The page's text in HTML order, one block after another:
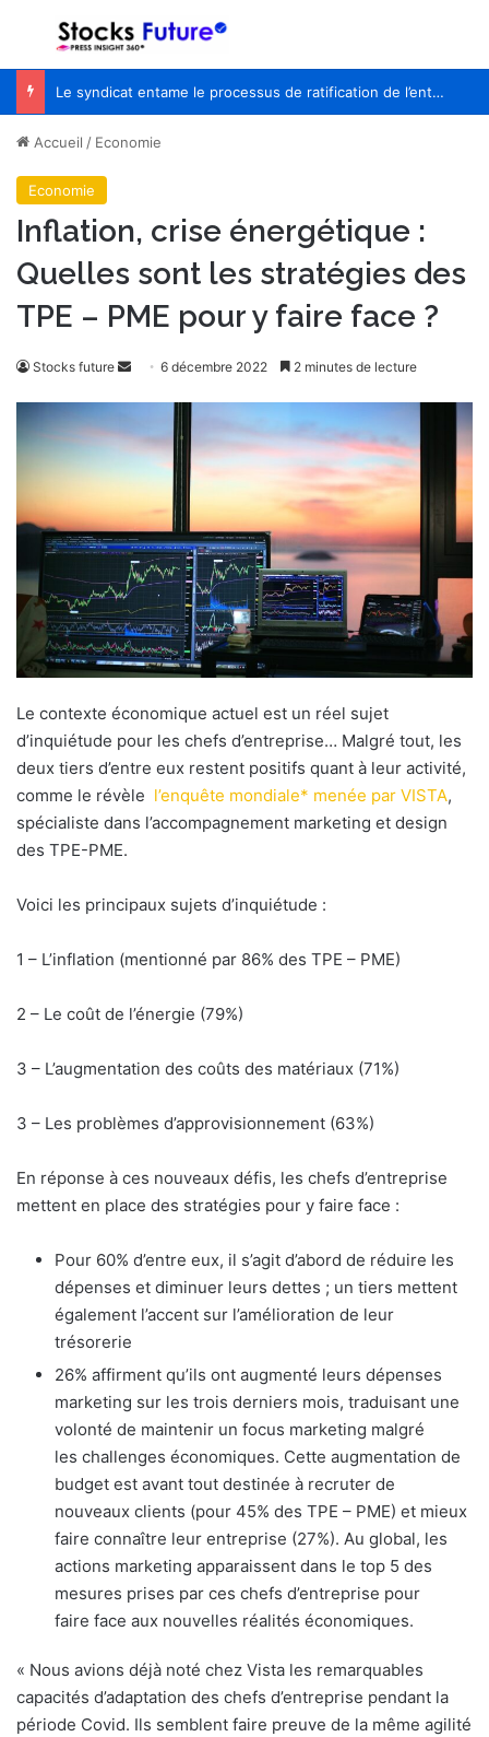
Menu
Le syndicat entame le processus de ratification de l’entente de principe avec WestJet
Accueil / Economie
Economie
Inflation, crise énergétique :
Quelles sont les stratégies des
TPE – PME pour y faire face ?
Stocks future
o
e
r
u
n
o
u
r
r
i
e
l
6 décembre 2022 2 minutes de lecture
Le contexte économique actuel est un réel sujet
d’inquiétude pour les chefs d’entreprise… Malgré tout, les
deux tiers d’entre eux restent positifs quant à leur activité,
comme le révèle l’enquête mondiale* menée par VISTA,
spécialiste dans l’accompagnement marketing et design
des TPE-PME.
Voici les principaux sujets d’inquiétude :
1 – L’inflation (mentionné par 86% des TPE – PME)
2 – Le coût de l’énergie (79%)
3 – L’augmentation des coûts des matériaux (71%)
3 – Les problèmes d’approvisionnement (63%)
En réponse à ces nouveaux défis, les chefs d’entreprise
mettent en place des stratégies pour y faire face :
Pour 60% d’entre eux, il s’agit d’abord de réduire les
dépenses et diminuer leurs dettes ; un tiers mettent
également l’accent sur l’amélioration de leur
trésorerie
26% affirment qu’ils ont augmenté leurs dépenses
marketing sur les trois derniers mois, traduisant une
volonté de maintenir un focus marketing malgré
les challenges économiques. Cette augmentation de
budget est avant tout destinée à recruter de
nouveaux clients (pour 45% des TPE – PME) et mieux
faire connaître leur entreprise (27%). Au global, les
actions marketing apparaissent dans le top 5 des
mesures prises par ces chefs d’entreprise pour
faire face aux nouvelles réalités économiques.
« Nous avions déjà noté chez Vista les remarquables
capacités d’adaptation des chefs d’entreprise pendant la
période Covid. Ils semblent faire preuve de la même agilité